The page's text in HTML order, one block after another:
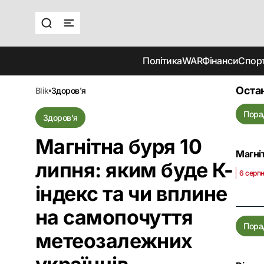
ПолітикаWARФінанси
blik здоров'я
Здоров'я
Магнітна буря 10
липня: яким буде К-
індекс та чи вплине
на самопочуття
метеозалежних
6